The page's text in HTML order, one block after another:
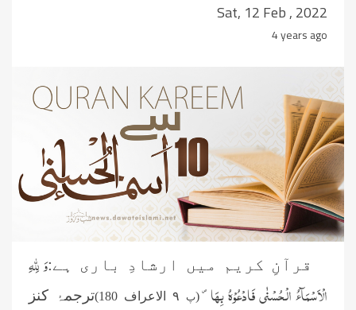
Sat, 12 Feb , 2022
4 years ago
قرآنِ کریم میں ارشادِ باری ہے:وَ لِلّٰهِ
الْاَسْمَآءُ الْحُسْنٰى فَادْعُوْهُ بِهَا ۪(پ٩ الاعراف 180)
ترجمۂ کنز